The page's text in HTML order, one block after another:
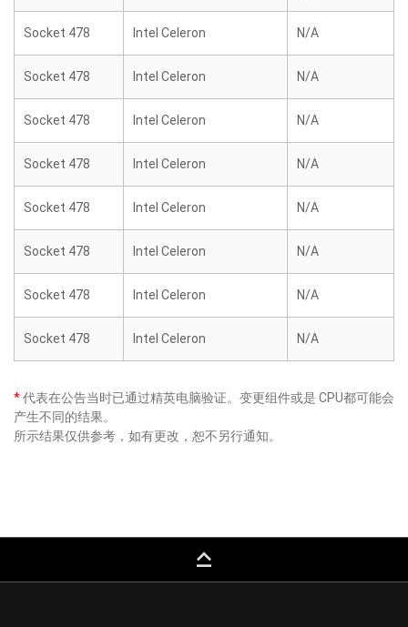
Socket 478 Intel Celeron N/A
Socket 478 Intel Celeron N/A
Socket 478 Intel Celeron N/A
Socket 478 Intel Celeron N/A
Socket 478 Intel Celeron N/A
Socket 478 Intel Celeron N/A
Socket 478 Intel Celeron N/A
Socket 478 Intel Celeron N/A
*代表在公告当时已通过精英电脑验证。变更组件或是 CPU都可能会
产生不同的结果。
所示结果仅供参考，如有更改，恕不另行通知。
keyboard_capslock